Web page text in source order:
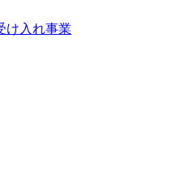
け入れ事業